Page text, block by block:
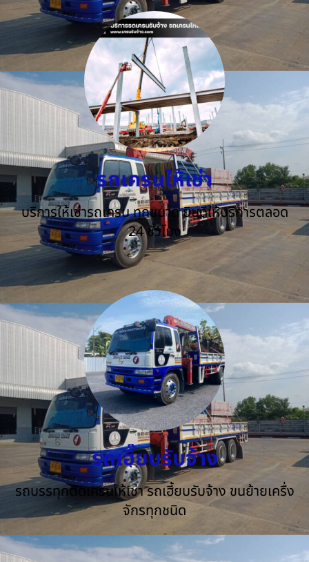
รถเครนให้เช่า
บริการให้เช่ารถเครน ทุกขนาด ยินดีให้บริการตลอด
24 ชั่วโมง
รถเฮี๊ยบรับจ้าง
รถบรรทุกติดเครนให้เช่า รถเฮี้ยบรับจ้าง ขนย้ายเครื่ง
จักรทุกชนิด